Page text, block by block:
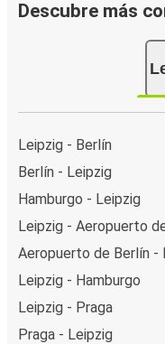
Descubre más
Leipzig - Berlín
Berlín - Leipzig
Hamburgo - Leipzig
Leipzig - Aeropuerto
Aeropuerto de Berlín -
Leipzig - Hamburgo
Leipzig - Praga
Praga - Leipzig